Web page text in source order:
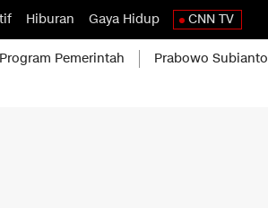
Hiburan Gaya Hidup CNN TV
Program Pemerintah Prabowo Subianto